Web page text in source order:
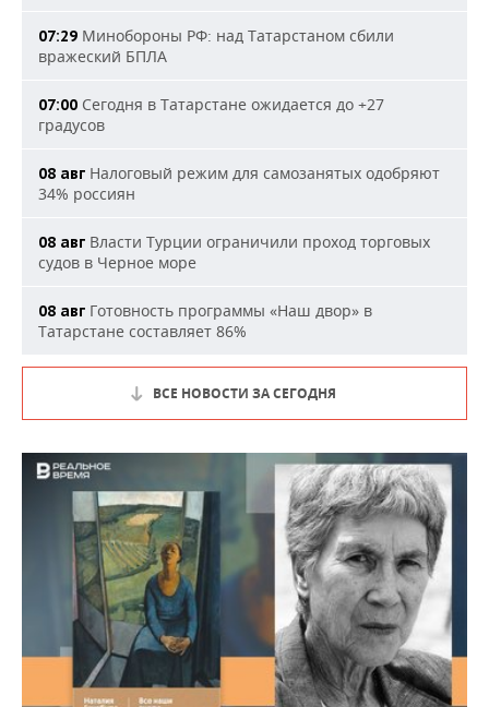
07:29 Минобороны РФ: над Татарстаном сбили
вражеский БПЛА
07:00 Сегодня в Татарстане ожидается до +27
градусов
08 авг Налоговый режим для самозанятых одобряют
34% россиян
08 авг Власти Турции ограничили проход торговых
судов в Черное море
08 авг Готовность программы «Наш двор» в
Татарстане составляет 86%
ВСЕ НОВОСТИ ЗА СЕГОДНЯ